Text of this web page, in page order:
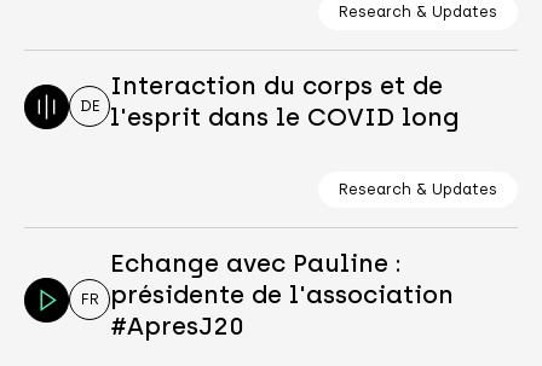
Research & Updates
DE
Interaction du corps et de
l'esprit dans le COVID long
Research & Updates
FR
Echange avec Pauline :
présidente de l'association
#ApresJ20